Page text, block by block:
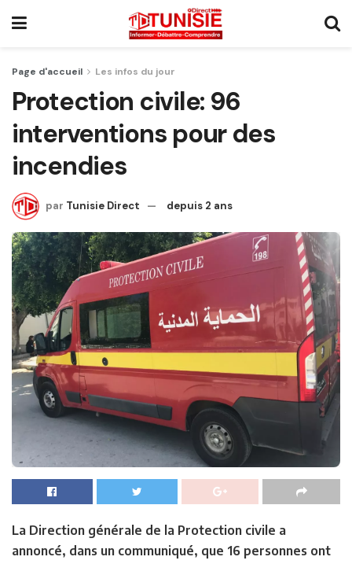
Page d'accueil Les infos du jour
Protection civile: 96
interventions pour des
incendies
par Tunisie Direct depuis 2 ans
La Direction générale de la Protection civile a
annoncé, dans un communiqué, que 16 personnes ont